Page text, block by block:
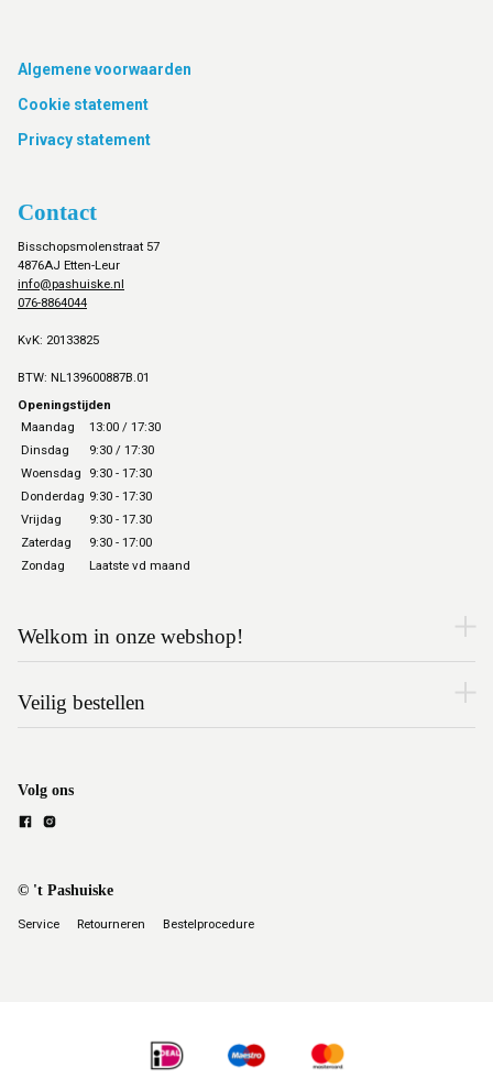
Footer
Algemene voorwaarden
Cookie statement
Privacy statement
Contact
Bisschopsmolenstraat 57
4876AJ Etten-Leur
info@pashuiske.nl
076-8864044
KvK: 20133825
BTW: NL139600887B.01
Openingstijden
Maandag
13:00 / 17:30
Dinsdag
9:30 / 17:30
Woensdag
9:30 - 17:30
Donderdag 9:30 - 17:30
Vrijdag
9:30 - 17.30
Zaterdag
9:30 - 17:00
Zondag
Laatste vd maand
Welkom in onze webshop!
Veilig bestellen
Volg ons
© 't Pashuiske
Service Retourneren Bestelprocedure